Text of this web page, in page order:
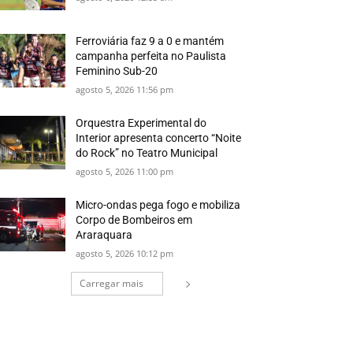
Ferroviária faz 9 a 0 e mantém
campanha perfeita no Paulista
Feminino Sub-20
agosto 5, 2026 11:56 pm
Orquestra Experimental do
Interior apresenta concerto “Noite
do Rock” no Teatro Municipal
agosto 5, 2026 11:00 pm
Micro-ondas pega fogo e mobiliza
Corpo de Bombeiros em
Araraquara
agosto 5, 2026 10:12 pm
Carregar mais